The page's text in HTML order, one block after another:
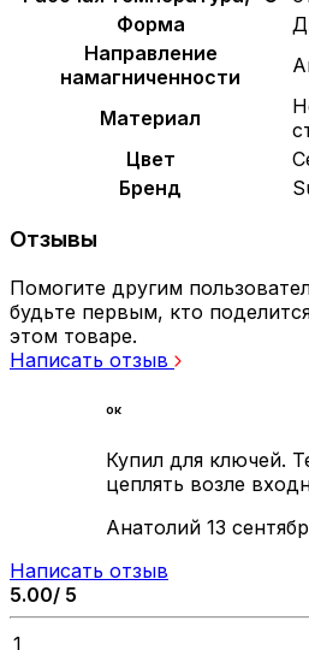
Форма
Направление
намагниченности
Материал
Цвет
Бренд
Отзывы
Помогите другим
будьте первым, кто
этом товаре.
Написать отзыв
ок
Купил для ключей.
цеплять возле
Анатолий 13
Написать отзыв
5.00/ 5
1